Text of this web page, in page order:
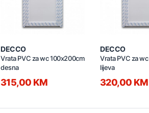
DECCO
Vrata PVC za wc 100x200cm
desna
315,00 KM
DECCO
Vrata PVC za
lijeva
320,00 KM